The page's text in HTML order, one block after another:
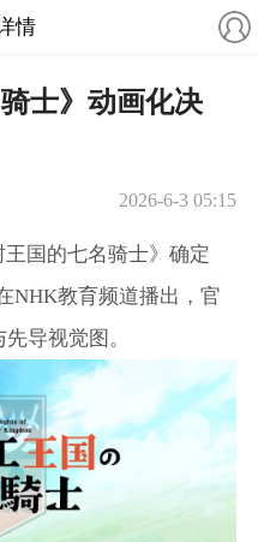
情
士》动画化决
2026-6-3 05:15
国的七名骑士》确定
NHK教育频道播出，官
导视觉图。